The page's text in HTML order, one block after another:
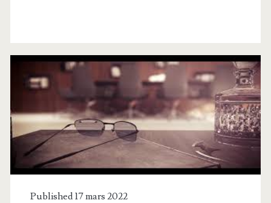
Catégorie :
<span>Fibaro</span>
Published 17 mars 2022